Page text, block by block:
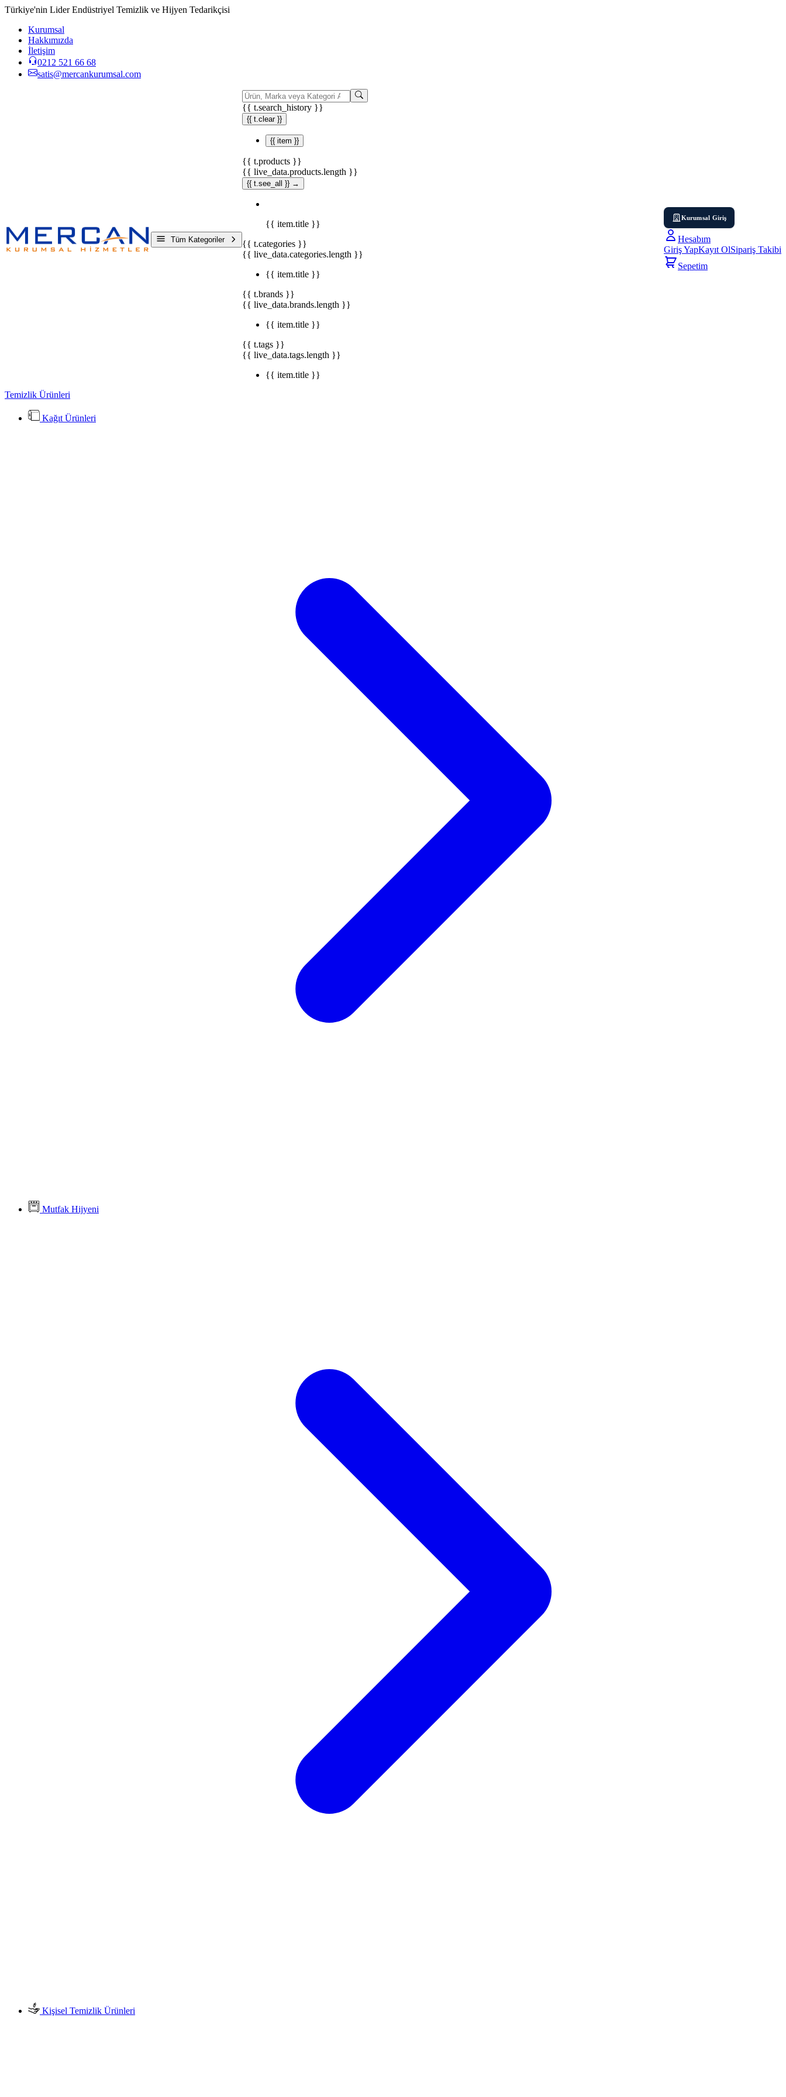
Türkiye'nin Lider Endüstriyel Temizlik ve Hijyen Tedarikçisi
Kurumsal
Hakkımızda
İletişim
0212 521 66 68
satis@mercankurumsal.com
Tüm Kategoriler
{{ t.search_history }}
{{ t.clear }}
{{ item }}
{{ t.products }}
{{ live_data.products.length }}
{{ t.see_all }} →
{{ item.title }}
{{ t.categories }}
{{ live_data.categories.length }}
{{ item.title }}
{{ t.brands }}
{{ live_data.brands.length }}
{{ item.title }}
{{ t.tags }}
{{ live_data.tags.length }}
{{ item.title }}
Kurumsal Giriş
Hesabım
Giriş YapKayıt OlSipariş Takibi
Sepetim
Temizlik Ürünleri
Kağıt Ürünleri
Mutfak Hijyeni
Kişisel Temizlik Ürünleri